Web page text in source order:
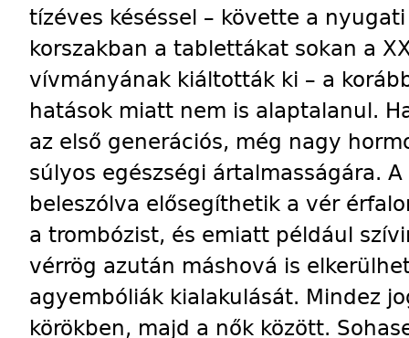
tízéves késéssel – követte a
korszakban a tablettákat sokan a
vívmányának kiáltották ki – a
hatások miatt nem is alaptalanul.
az első generációs, még nagy
súlyos egészségi ártalmasságára.
beleszólva elősegíthetik a vér
a trombózist, és emiatt például
vérrög azután máshová is
agyembóliák kialakulását. Mindez
körökben, majd a nők között.